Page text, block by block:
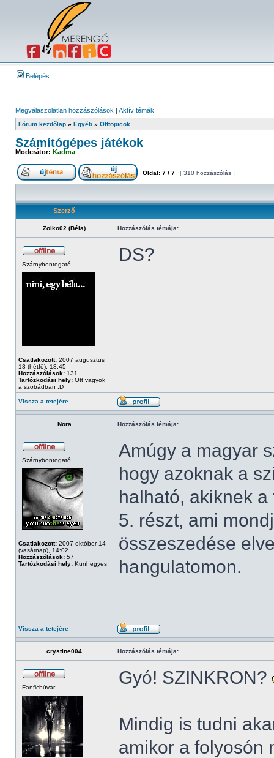
Belépés
Megválaszolatlan hozzászólások | Aktív témák
Fórum kezdőlap » Egyéb » Offtopicok
Számítógépes játékok
Moderátor: Kadma
Oldal: 7 / 7 [ 310 hozzászólás ]
Szerző
Zolko02 (Béla) Hozzászólás témája:
Szárnybontogató
Csatlakozott: 2007 augusztus
13 (hétfő), 18:45
Hozzászólások: 131
Tartózkodási hely: Ott vagyok
a szobádban :D
DS?
Vissza a tetejére
Nora Hozzászólás témája:
Szárnybontogató
Csatlakozott: 2007 október 14
(vasárnap), 14:02
Hozzászólások: 57
Tartózkodási hely: Kunhegyes
Amúgy a magyar
hogy azoknak a
halható, akiknek
5. részt, ami
összeszedése
hangulatomon.
Vissza a tetejére
crystine004 Hozzászólás témája:
Fanficbúvár Gyó! SZINKRON?
Mindig is tudni
amikor a folyosón